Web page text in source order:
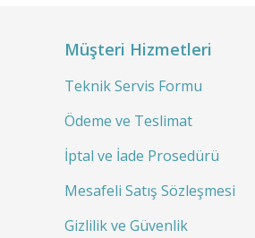
Müşteri Hizmetleri
Teknik Servis Formu
Ödeme ve Teslimat
İptal ve İade Prosedürü
Mesafeli Satış Sözleşmesi
Gizlilik ve Güvenlik